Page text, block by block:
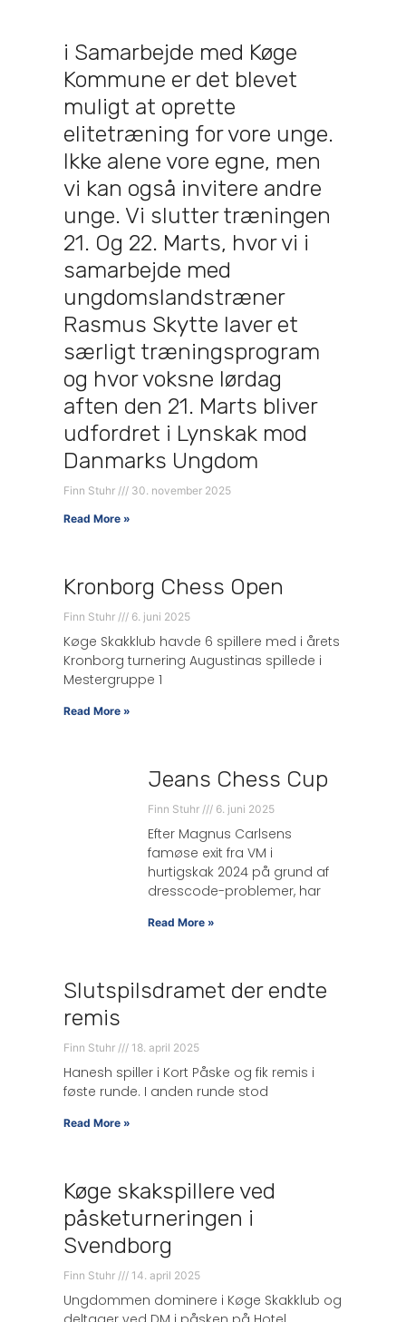
i Samarbejde med Køge
Kommune er det blevet
muligt at oprette
elitetræning for vore unge.
Ikke alene vore egne, men
vi kan også invitere andre
unge. Vi slutter træningen
21. Og 22. Marts, hvor vi i
samarbejde med
ungdomslandstræner
Rasmus Skytte laver et
særligt træningsprogram
og hvor voksne lørdag
aften den 21. Marts bliver
udfordret i Lynskak mod
Danmarks Ungdom
Finn Stuhr 30. november 2025
Read More »
Kronborg Chess Open
Finn Stuhr 6. juni 2025
Køge Skakklub havde 6 spillere med i årets
Kronborg turnering Augustinas spillede i
Mestergruppe 1
Read More »
Jeans Chess Cup
Finn Stuhr 6. juni 2025
Efter Magnus Carlsens
famøse exit fra VM i
hurtigskak 2024 på grund af
dresscode-problemer, har
Read More »
Slutspilsdramet der endte
remis
Finn Stuhr 18. april 2025
Hanesh spiller i Kort Påske og fik remis i
føste runde. I anden runde stod
Read More »
Køge skakspillere ved
påsketurneringen i
Svendborg
Finn Stuhr 14. april 2025
Ungdommen dominere i Køge Skakklub og